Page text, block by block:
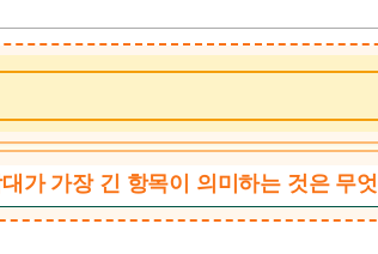
가 가장 긴 항목이 의미하는 것은 무